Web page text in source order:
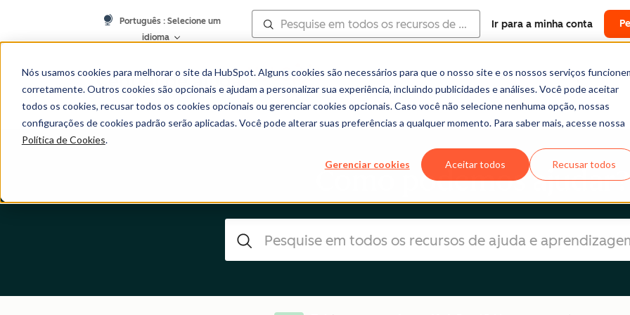
Nós usamos cookies para melhorar o site da HubSpot. Alguns cookies são necessários para que o nosso site e os nossos serviços
corretamente. Outros cookies são opcionais e ajudam a personalizar sua experiência, incluindo publicidades e análises. Você pode aceitar
todos os cookies, recusar todos os cookies opcionais ou gerenciar cookies opcionais. Caso você não selecione nenhuma opção, nossas
configurações de cookies padrão serão aplicadas. Você pode alterar suas preferências a qualquer momento. Para saber mais, acesse nossa
Política de Cookies.
Gerenciar cookies Aceitar todos Recusar todos
Português : Selecione um
idioma
Ir para a minha conta
Central de ajuda Software Preços
Como podemos ajudar?